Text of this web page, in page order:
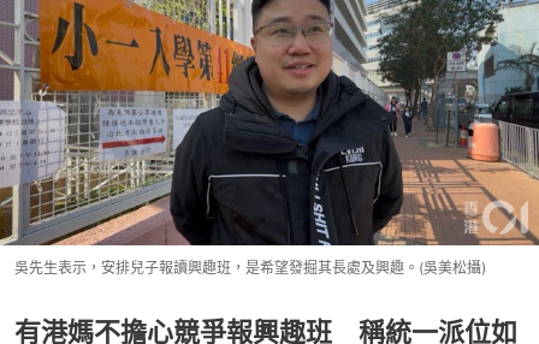
吳先生表示，安排兒子報讀興趣班，是希望發掘其長處及興趣。(吳美松攝)
有港媽不擔心競爭報興趣班 稱統一派位如